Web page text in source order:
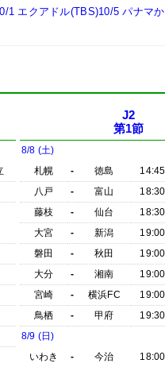
1 エクアドル(TBS)10/5 パナマ
J2
第1節
8/8 (土)
札幌
- 徳島 14:45
八戸
- 富山 18:30
藤枝
- 仙台 18:30
大宮
- 新潟 19:00
磐田
- 秋田 19:00
大分
- 湘南 19:00
宮崎
- 横浜FC 19:00
鳥栖
- 甲府 19:30
8/9 (日)
いわき
- 今治 18:00